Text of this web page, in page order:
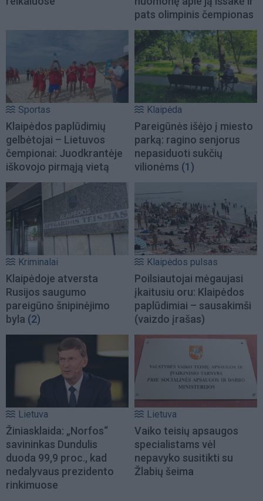
pats olimpinis čempionas
Sportas
Klaipėdos paplūdimių
gelbėtojai – Lietuvos
čempionai: Juodkrantėje
iškovojo pirmąją vietą
Klaipėda
Pareigūnės išėjo į miesto
parką: ragino senjorus
nepasiduoti sukčių
vilionėms (1)
Kriminalai
Klaipėdoje atversta
Rusijos saugumo
pareigūno šnipinėjimo
byla (2)
Klaipėdos pulsas
Poilsiautojai mėgaujasi
įkaitusiu oru: Klaipėdos
paplūdimiai – sausakimši
(vaizdo įrašas)
Lietuva
Žiniasklaida: „Norfos“
savininkas Dundulis
duoda 99,9 proc., kad
nedalyvaus prezidento
rinkimuose
Lietuva
Vaiko teisių apsaugos
specialistams vėl
nepavyko susitikti su
Žlabių šeima